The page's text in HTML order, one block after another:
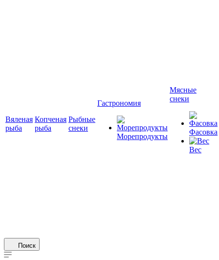
Вяленая
рыба
Копченая
рыба
Рыбные
снеки
Гастрономия
Морепродукты
Мясные
снеки
Фасовка
Вес
Поиск